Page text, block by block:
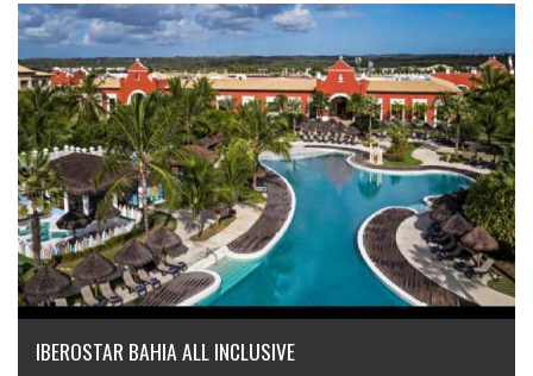
IBEROSTAR BAHIA ALL INCLUSIVE